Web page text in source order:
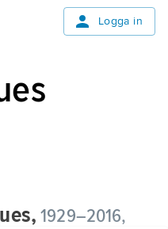
Logga in
1929–2016,